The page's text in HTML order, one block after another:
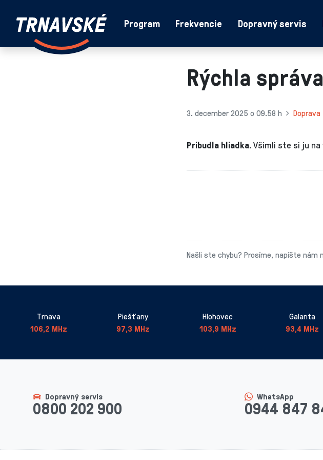
Skočiť na obsah
TrnavskéProgram Frekvencie Dopravný servis
Rýchla
3. december 2025 o 09.58 h Doprava
Pribudla hliadka.Všimli ste si ju
Našli ste chybu? Prosíme, napíšte nám
Trnava
106,2 MHz
Piešťany
97,3 MHz
Hlohovec
103,9 MHz
Galanta
93,4 MHz
Dopravný servis
0800 202 900
WhatsApp
0944 847